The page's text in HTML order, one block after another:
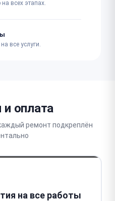
всех этапах.
все услуги.
и оплата
ремонт подкреплён
на все работы